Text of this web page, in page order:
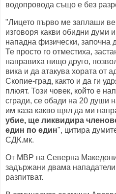
водопровода също е без
"Лицето първо ме заплаши
изговоря какви обидни думи
нападна физически, започна
Те просто го отместиха,
направиха нищо друго,
вика и да атакува хората от
Скопие-град, както и да ги
плюят. Този човек, който е
сгради, се обади на 20 души
им каза какво щял да ми
убие, ще ликвидира
един по един", цитира
СДК.мк.
От МВР на Северна
задържани двама
разпитват.